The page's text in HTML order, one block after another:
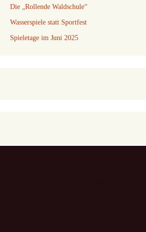
Die „Rollende Waldschule“
Wasserspiele statt Sportfest
Spieletage im Juni 2025